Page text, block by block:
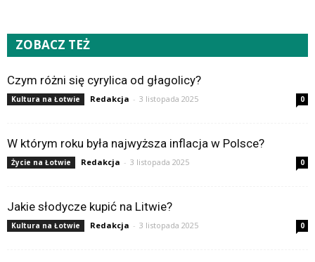
ZOBACZ TEŻ
Czym różni się cyrylica od głagolicy?
Kultura na Łotwie Redakcja - 3 listopada 2025 0
W którym roku była najwyższa inflacja w Polsce?
Życie na Łotwie Redakcja - 3 listopada 2025 0
Jakie słodycze kupić na Litwie?
Kultura na Łotwie Redakcja - 3 listopada 2025 0